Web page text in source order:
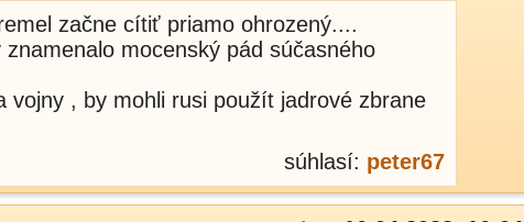
začne cítiť priamo ohrozený....
mocenský pád súčasného
, by mohli rusi použít jadrové zbrane
súhlasí: peter67